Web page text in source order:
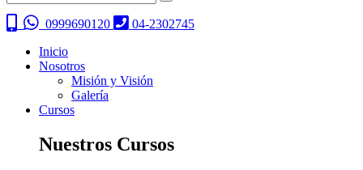
0999690120
04-2302745
Inicio
Nosotros
Misión y Visión
Galería
Cursos
Nuestros Cursos